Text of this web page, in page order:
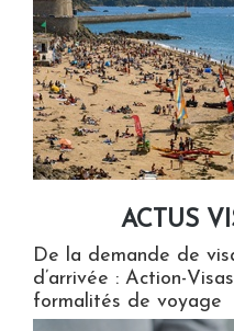
ACTUS
De la demande de
d’arrivée : Action-
formalités de voyage